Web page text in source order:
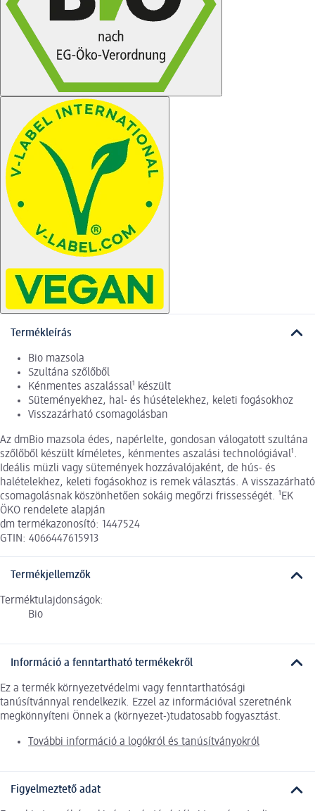
Termékleírás
Bio mazsola
Szultána szőlőből
Kénmentes aszalással¹ készült
Süteményekhez, hal- és húsételekhez, keleti fogásokhoz
Visszazárható csomagolásban
Az dmBio mazsola édes, napérlelte, gondosan válogatott szultána
szőlőből készült kíméletes, kénmentes aszalási technológiával¹.
Ideális müzli vagy sütemények hozzávalójaként, de hús- és
halételekhez, keleti fogásokhoz is remek választás. A visszazárható
csomagolásnak köszönhetően sokáig megőrzi frissességét. ¹EK
ÖKO rendelete alapján
dm termékazonosító: 1447524
GTIN: 4066447615913
Termékjellemzők
Terméktulajdonságok:
Bio
Információ a fenntartható termékekről
Ez a termék környezetvédelmi vagy fenntarthatósági
tanúsítvánnyal rendelkezik. Ezzel az információval szeretnénk
megkönnyíteni Önnek a (környezet-)tudatosabb fogyasztást.
További információ a logókról és tanúsítványokról
Figyelmeztető adat